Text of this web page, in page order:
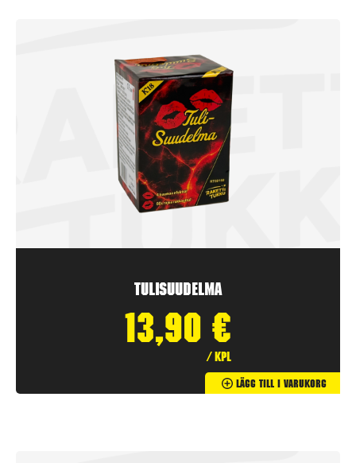
Tulisuudelma
13,90 €
/ kpl
Lägg Till I Varukorg